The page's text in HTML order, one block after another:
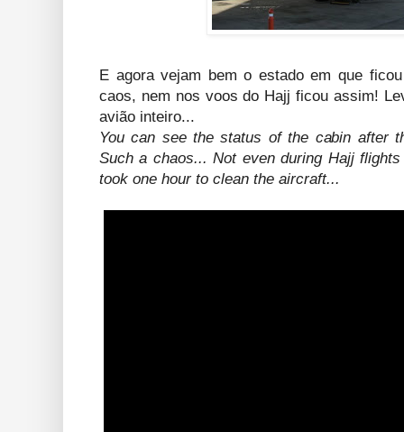
E agora vejam bem o estado em que
caos, nem nos voos do Hajj ficou assim!
avião inteiro...
You can see the status of the cabin after
Such a chaos... Not even during Hajj
took one hour to clean the aircraft...